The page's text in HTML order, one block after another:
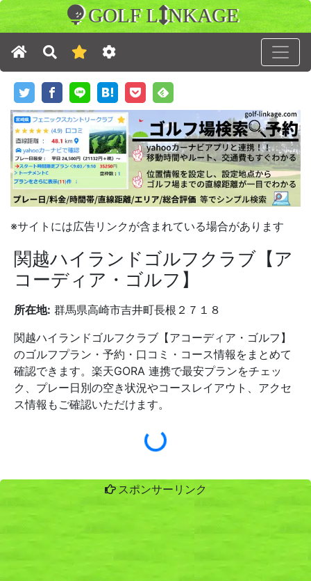
GOLF L NKAGE
※サイトには広告リンクが含まれている場合があります
関越ハイランドゴルフクラブ【ア
コーディア・ゴルフ】
所在地: 群馬県高崎市吉井町長根２７１８
関越ハイランドゴルフクラブ【アコーディア・ゴルフ】
のゴルフプラン・予約・口コミ・コース情報をまとめて
確認できます。楽天GORA 連携で最安プランをチェッ
ク、プレー日別の空き状況やコースレイアウト、アクセ
ス情報もご確認いただけます。
スポンサーリンク